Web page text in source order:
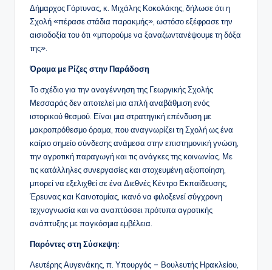
Δήμαρχος Γόρτυνας, κ. Μιχάλης Κοκολάκης, δήλωσε ότι η
Σχολή «πέρασε στάδια παρακμής», ωστόσο εξέφρασε την
αισιοδοξία του ότι «μπορούμε να ξαναζωντανέψουμε τη δόξα
της».
Όραμα με Ρίζες στην Παράδοση
Το σχέδιο για την αναγέννηση της Γεωργικής Σχολής
Μεσσαράς δεν αποτελεί μια απλή αναβάθμιση ενός
ιστορικού θεσμού. Είναι μια στρατηγική επένδυση με
μακροπρόθεσμο όραμα, που αναγνωρίζει τη Σχολή ως ένα
καίριο σημείο σύνδεσης ανάμεσα στην επιστημονική γνώση,
την αγροτική παραγωγή και τις ανάγκες της κοινωνίας. Με
τις κατάλληλες συνεργασίες και στοχευμένη αξιοποίηση,
μπορεί να εξελιχθεί σε ένα Διεθνές Κέντρο Εκπαίδευσης,
Έρευνας και Καινοτομίας, ικανό να φιλοξενεί σύγχρονη
τεχνογνωσία και να αναπτύσσει πρότυπα αγροτικής
ανάπτυξης με παγκόσμια εμβέλεια.
Παρόντες στη Σύσκεψη:
Λευτέρης Αυγενάκης, π. Υπουργός – Βουλευτής Ηρακλείου,